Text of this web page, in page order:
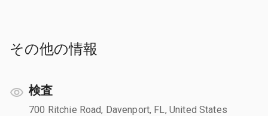
その他の情報
検査
700 Ritchie Road, Davenport, FL, United States